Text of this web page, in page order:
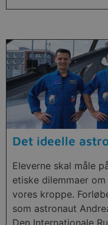
Det ideelle
Eleverne skal måle
etiske dilemmaer
vores kroppe.
som astronaut
Den Internationale